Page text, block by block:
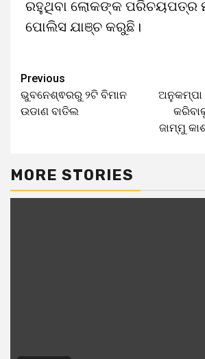
ରହୁଥିବା ଲୋକଙ୍କ ପରିଚୟପତ୍ର
ପୋଲିସ ଯାଞ୍ଚ କରୁଛି।
Previous
ଭୁବନେଶ୍ଵରରୁ ୨ଟି ବିମାନ
ଉଡାଣ ବାତିଲ
ଅନୁକମ୍ପା
ଜାମ୍ମୁ
MORE STORIES